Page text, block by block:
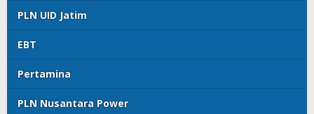
PLN UID Jatim
EBT
Pertamina
PLN Nusantara Power